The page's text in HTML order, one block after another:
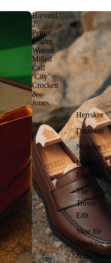
Herrskor
Damskor
Nyheter
Limited
Edition
The
Travel
Edit
Skor för
Smoking
& Bröllop
Harvard
2
Penny
Loafer,
Walnut
Milled
Calf
‘City’
Crockett
&
Jones